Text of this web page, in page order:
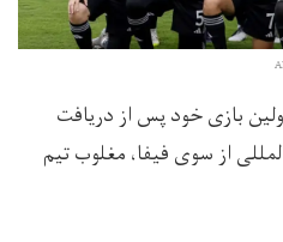
بازی خود پس از دریافت
از سوی فیفا، مغلوب تیم